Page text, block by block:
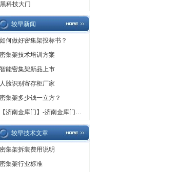
黑科技大门
较早新闻
如何做好密集架投标书？
密集架技术培训方案
智能密集架新品上市
人脸识别寄存柜厂家
密集架多少钱一立方？
【济南金库门】-济南金库门厂家,济南金库门定做
较早技术文章
密集架拆装费用说明
密集架行业标准